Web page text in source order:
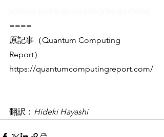
=========================
====
原記事（Quantum Computing
Report）
https://quantumcomputingreport.com/
翻訳： Hideki Hayashi